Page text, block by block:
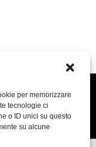
per memorizzare
tecnologie ci
o ID unici su questo
su alcune
AF
Policy